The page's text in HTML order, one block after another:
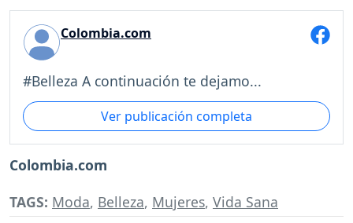
Colombia.com
#Belleza A continuación te dejamo...
Ver publicación completa
Colombia.com
TAGS: Moda, Belleza, Mujeres, Vida Sana